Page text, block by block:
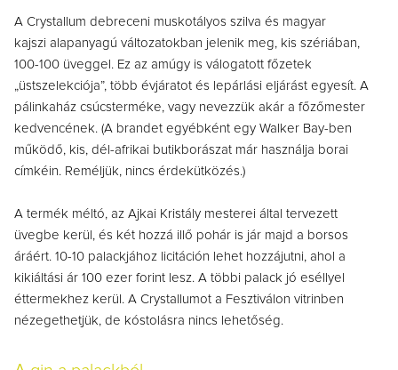
A Crystallum debreceni muskotályos szilva és magyar
kajszi alapanyagú változatokban jelenik meg, kis szériában,
100-100 üveggel. Ez az amúgy is válogatott főzetek
„üstszelekciója”, több évjáratot és lepárlási eljárást egyesít. A
pálinkaház csúcsterméke, vagy nevezzük akár a főzőmester
kedvencének. (A brandet egyébként egy Walker Bay-ben
működő, kis, dél-afrikai butikborászat már használja borai
címkéin. Reméljük, nincs érdekütközés.)
A termék méltó, az Ajkai Kristály mesterei által tervezett
üvegbe kerül, és két hozzá illő pohár is jár majd a borsos
áráért. 10-10 palackjához licitáción lehet hozzájutni, ahol a
kikiáltási ár 100 ezer forint lesz. A többi palack jó eséllyel
éttermekhez kerül. A Crystallumot a Fesztiválon vitrinben
nézegethetjük, de kóstolásra nincs lehetőség.